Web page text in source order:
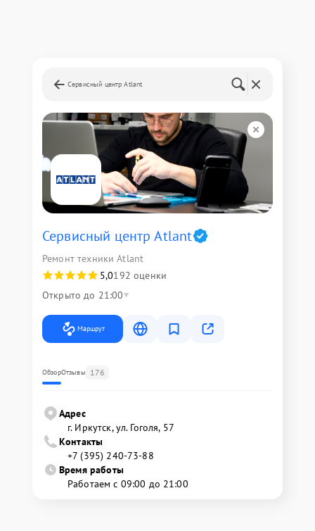
Сервисный центр Atlant
Сервисный центр Atlant
Ремонт техники Atlant
5,0192 оценки
Открыто до 21:00
Маршрут
ОбзорОтзывы 176
Адрес
г. Иркутск, ул. ​Гоголя, 57
Контакты
+7 (395) 240-73-88
Время работы
Работаем с 09:00 до 21:00